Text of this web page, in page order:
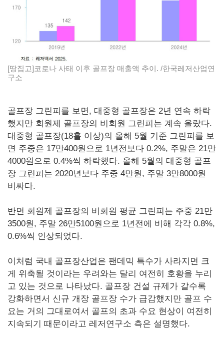
[땅집고]코로나 사태 이후 골프장 매출액 추이. /한국레저산업연
구소
골프장 그린피를 보면, 대중형 골프장은 2년 연속 하락
했지만 회원제 골프장의 비회원 그린피는 계속 올랐다.
대중형 골프장(18홀 이상)의 올해 5월 기준 그린피를 보
면 주중은 17만400원으로 1년전보다 0.2%, 주말은 21만
4000원으로 0.4%씩 하락했다. 올해 5월의 대중형 골프
장 그린피는 2020년보다 주중 4만원, 주말 3만8000원
비싸다.
반면 회원제 골프장의 비회원 평균 그린피는 주중 21만
3500원, 주말 26만5100원으로 1년전에 비해 각각 0.8%,
0.6%씩 인상되었다.
이처럼 국내 골프장산업은 팬데믹 특수가 사라지면 크
게 위축될 것이라는 우려와는 달리 여전히 호황을 누리
고 있는 것으로 나타났다. 골프장 건설 규제가 갈수록
강화하면서 신규 개장 골프장 수가 급감했지만 골프 수
요는 거의 그대로여서 골프의 초과 수요 현상이 여전히
지속되기 때문이라고 레저연구소 측은 설명했다.